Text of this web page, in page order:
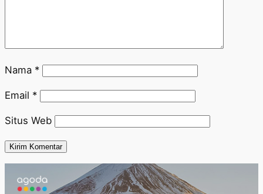
Nama *
Email *
Situs Web